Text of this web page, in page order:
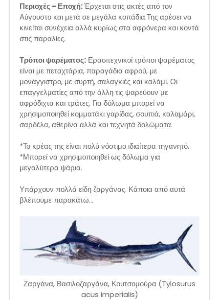
Περιοχές - Εποχή:Έρχεται στις ακτές από τον
Αύγουστο και μετά σε μεγάλα κοπάδια.Της αρέσει να
κινείται συνέχεια αλλά κυρίως στα αφρόνερα και κοντά
στις παραλίες.
Τρόποι ψαρέματος: Ερασιτεχνικοί τρόποι ψαρέματος
είναι με πεταχτάρια, παραγάδια αφρού, με
μονάγγιστρο, με συρτή, σαλαγκιές και καλάμι. Οι
επαγγελματίες από την άλλη τις ψαρεύουν με
αφρόδιχτα και τράτες. Για δόλωμα μπορεί να
χρησιμοποιηθεί κομματάκι γαρίδας, σουπιά, καλαμάρι,
σαρδέλα, αθερίνα αλλά και τεχνητά δολώματα.
*Το κρέας της είναι πολύ νόστιμο ιδιαίτερα τηγανητό.
*Μπορεί να χρησιμοποιηθεί ως δόλωμα για
μεγαλύτερα ψάρια.
Υπάρχουν πολλά είδη ζαργάνας. Κάποια από αυτά
βλέπουμε παρακάτω...
Ζαργάνα, Βασιλοζαργάνα, Κουτσομούρα (Tylosurus
acus imperialis)